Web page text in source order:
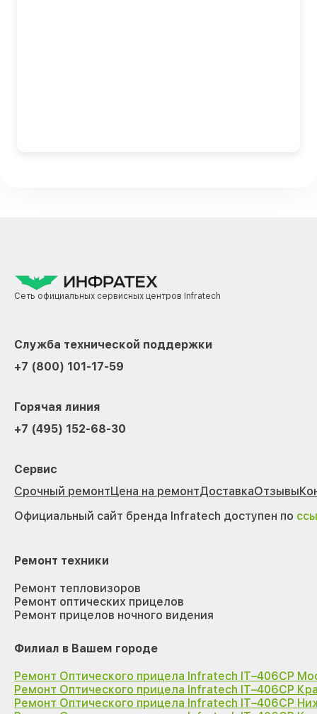
Сеть официальных сервисных центров Infratech
Служба технической поддержки
+7 (800) 101-17-59
Горячая линия
+7 (495) 152-68-30
Сервис
Срочный ремонтЦена на ремонтДоставкаОтзывы
Официальный сайт бренда Infratech доступен по
Ремонт техники
Ремонт тепловизоров
Ремонт оптических прицелов
Ремонт прицелов ночного видения
Филиал в Вашем городе
Ремонт Оптического прицела Infratech IT–406СP
Ремонт Оптического прицела Infratech IT–406СP
Ремонт Оптического прицела Infratech IT–406СP